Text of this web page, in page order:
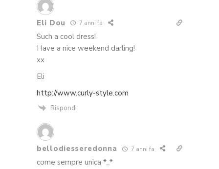
Eli Dou 7 anni fa
Such a cool dress!
Have a nice weekend darling!
xx
Eli
http://www.curly-style.com
Rispondi
bellodiesseredonna 7 anni fa
come sempre unica *_*